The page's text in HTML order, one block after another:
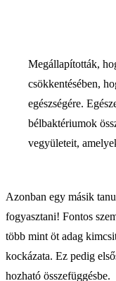
Megállapították,
csökkentésében,
egészségére.
bélbaktériumok
vegyületeit,
Azonban egy másik
fogyasztani! Fontos
több mint öt adag
kockázata. Ez pedig
hozható összefüggésbe.